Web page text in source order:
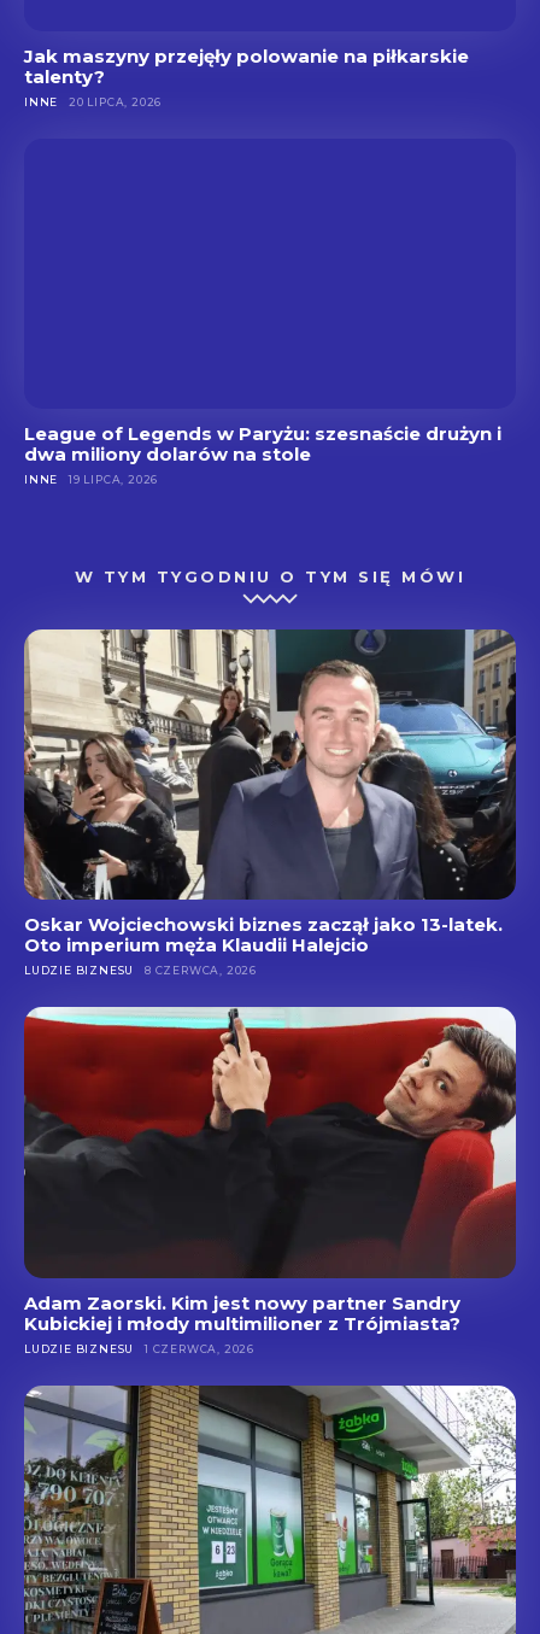
Jak maszyny przejęły polowanie na piłkarskie
talenty?
INNE 20 LIPCA, 2026
League of Legends w Paryżu: szesnaście drużyn i
dwa miliony dolarów na stole
INNE 19 LIPCA, 2026
W TYM TYGODNIU O TYM SIĘ MÓWI
Oskar Wojciechowski biznes zaczął jako 13-latek.
Oto imperium męża Klaudii Halejcio
LUDZIE BIZNESU 8 CZERWCA, 2026
Adam Zaorski. Kim jest nowy partner Sandry
Kubickiej i młody multimilioner z Trójmiasta?
LUDZIE BIZNESU 1 CZERWCA, 2026